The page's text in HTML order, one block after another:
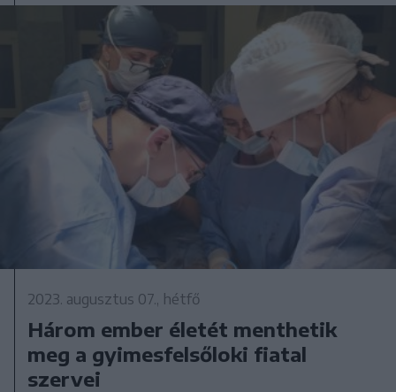
2023. augusztus 07., hétfő
Három ember életét menthetik
meg a gyimesfelsőloki fiatal
szervei